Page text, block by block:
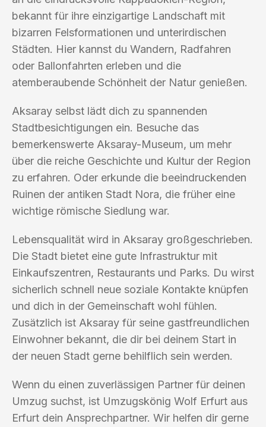
bekannt für ihre einzigartige Landschaft mit
bizarren Felsformationen und unterirdischen
Städten. Hier kannst du Wandern, Radfahren
oder Ballonfahrten erleben und die
atemberaubende Schönheit der Natur genießen.
Aksaray selbst lädt dich zu spannenden
Stadtbesichtigungen ein. Besuche das
bemerkenswerte Aksaray-Museum, um mehr
über die reiche Geschichte und Kultur der Region
zu erfahren. Oder erkunde die beeindruckenden
Ruinen der antiken Stadt Nora, die früher eine
wichtige römische Siedlung war.
Lebensqualität wird in Aksaray großgeschrieben.
Die Stadt bietet eine gute Infrastruktur mit
Einkaufszentren, Restaurants und Parks. Du wirst
sicherlich schnell neue soziale Kontakte knüpfen
und dich in der Gemeinschaft wohl fühlen.
Zusätzlich ist Aksaray für seine gastfreundlichen
Einwohner bekannt, die dir bei deinem Start in
der neuen Stadt gerne behilflich sein werden.
Wenn du einen zuverlässigen Partner für deinen
Umzug suchst, ist Umzugskönig Wolf Erfurt aus
Erfurt dein Ansprechpartner. Wir helfen dir gerne